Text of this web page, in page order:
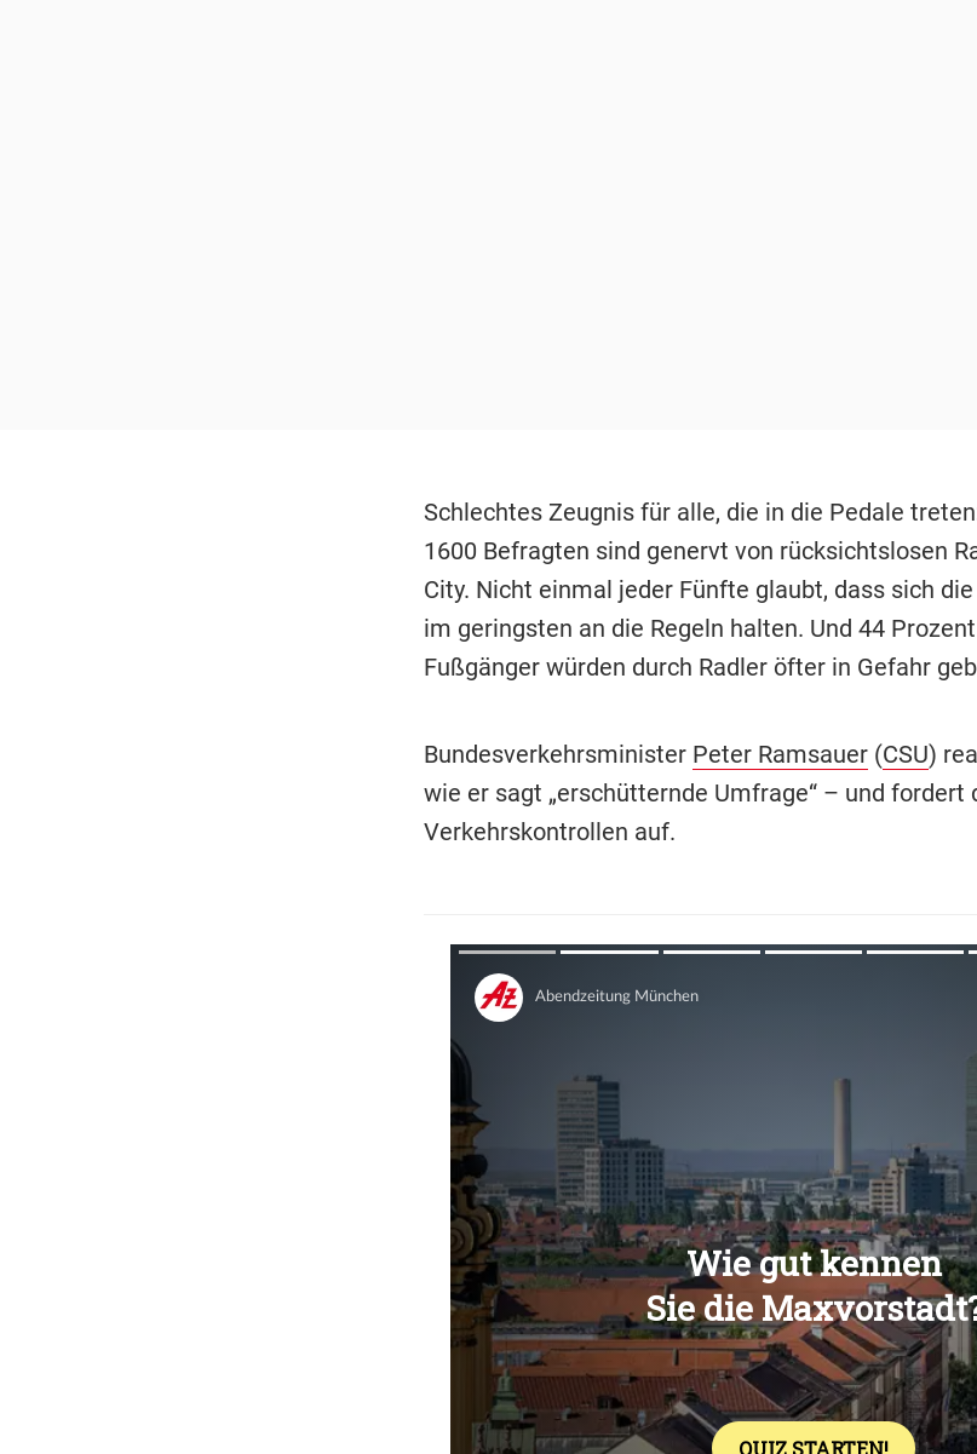
Schlechtes Zeugnis für alle, die in die Pedale
1600 Befragten sind genervt von rücksichtslosen
City. Nicht einmal jeder Fünfte glaubt, dass sich
im geringsten an die Regeln halten. Und 44
Fußgänger würden durch Radler öfter in Gefahr
Bundesverkehrsminister Peter Ramsauer(CSU)
wie er sagt „erschütternde Umfrage“ – und fordert
Verkehrskontrollen auf.